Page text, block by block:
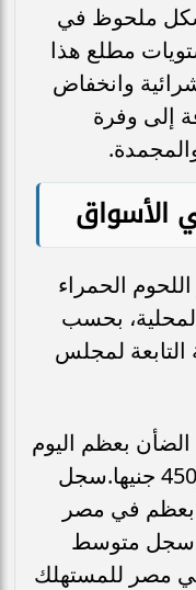
أغسطس 2024، بشكل ملحوظ في
مطلع هذا
وانخفاض
إلى وفرة
الأسواق
الحمراء
بحسب
التابعة لمجلس
بعظم اليوم
في مصر للمستهلك بين 240 و450 جنيها.سجل
بعظم في مصر
240 و500 جنيه.سجل متوسط
في مصر للمستهلك